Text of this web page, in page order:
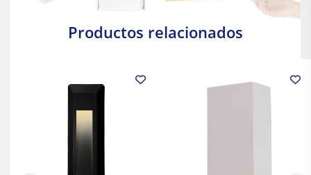
Productos relacionados